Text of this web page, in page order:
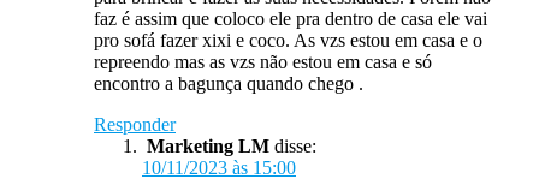
faz é assim que coloco ele pra dentro de casa ele vai
pro sofá fazer xixi e coco. As vzs estou em casa e o
repreendo mas as vzs não estou em casa e só
encontro a bagunça quando chego .
Responder
Marketing LM disse:
10/11/2023 às 15:00